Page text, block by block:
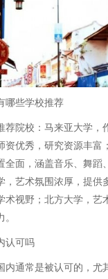
哪些学校推荐
荐院校：马来亚大学，
资优秀，研究资源丰富
全面，涵盖音乐、舞蹈
，艺术氛围浓厚，提供
术视野；北方大学，艺
认可吗
内通常是被认可的，尤